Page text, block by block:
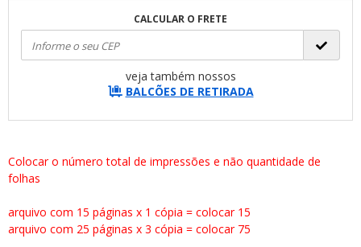
CALCULAR O FRETE
veja também nossos
BALCÕES DE RETIRADA
Colocar o número total de impressões e não quantidade de
folhas
arquivo com 15 páginas x 1 cópia = colocar 15
arquivo com 25 páginas x 3 cópia = colocar 75